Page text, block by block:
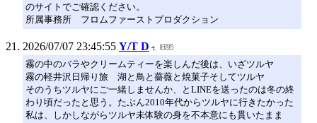
のサイトでご確認ください。
所属事務所 フロムファーストプロダクション
2026/07/07 23:45:55 Y/T D
霧の中のバラやクリームティーを楽しんだ後は、いざツルヤ
霧の軽井沢日帰り旅 湖と鳥と薔薇と焼菓子そしてツルヤ
そのうちツルヤにご一緒しませんか、とLINEを送ったのは冬の終
わり頃だったと思う。たぶん2010年代からツルヤに行きたかった
私は、しかしながらツルヤ未体験の身を不本意にも貫いたまま